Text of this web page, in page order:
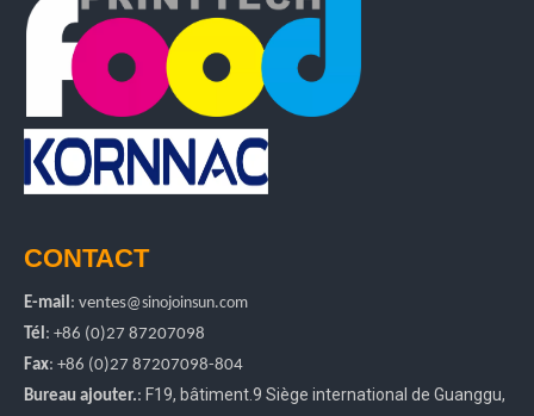
CONTACT
E-mail: ventes@sinojoinsun.com
Tél: +86 (0)27 87207098
Fax: +86 (0)27 87207098-804
Bureau ajouter.: F19, bâtiment.9 Siège international de Guanggu,